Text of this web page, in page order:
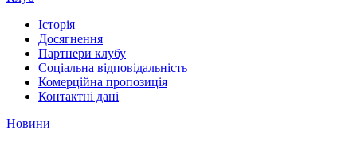
Історія
Досягнення
Партнери клубу
Соціальна відповідальність
Комерційна пропозиція
Контактні дані
Новини